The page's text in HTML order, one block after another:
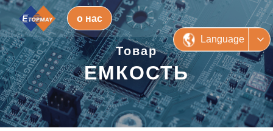
о нас
Language
Товар
ЕМКОСТЬ